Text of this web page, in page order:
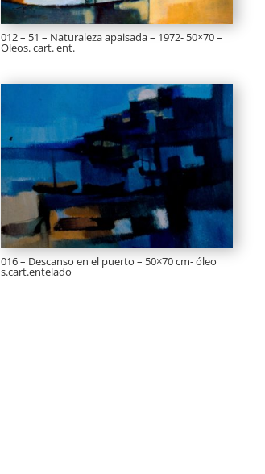
012 – 51 – Naturaleza apaisada – 1972- 50×70 –
Oleos. cart. ent.
016 – Descanso en el puerto – 50×70 cm- óleo
s.cart.entelado